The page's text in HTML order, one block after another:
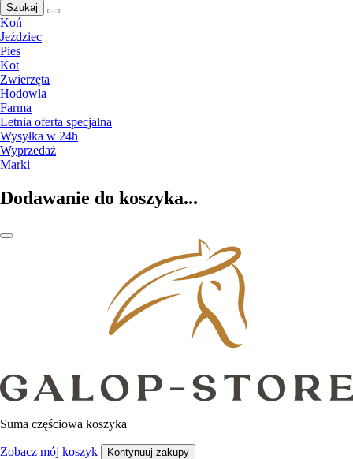
Szukaj
Koń
Jeździec
Pies
Kot
Zwierzęta
Hodowla
Farma
Letnia oferta specjalna
Wysyłka w 24h
Wyprzedaż
Marki
Dodawanie do koszyka...
Suma częściowa koszyka
Zobacz mój koszyk Kontynuuj zakupy